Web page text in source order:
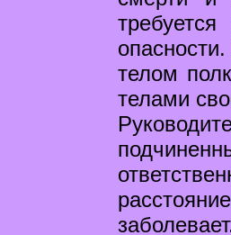
телом
телами